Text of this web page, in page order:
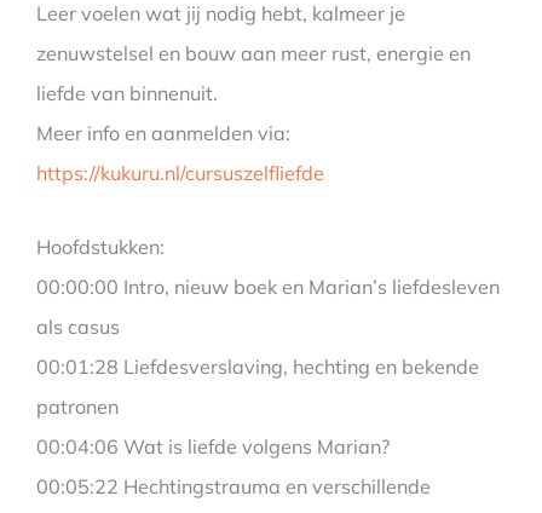
Leer voelen wat jij nodig hebt, kalmeer je
zenuwstelsel en bouw aan meer rust, energie en
liefde van binnenuit.
Meer info en aanmelden via:
https://kukuru.nl/cursuszelfliefde
Hoofdstukken:
00:00:00 Intro, nieuw boek en Marian’s liefdesleven
als casus
00:01:28 Liefdesverslaving, hechting en bekende
patronen
00:04:06 Wat is liefde volgens Marian?
00:05:22 Hechtingstrauma en verschillende